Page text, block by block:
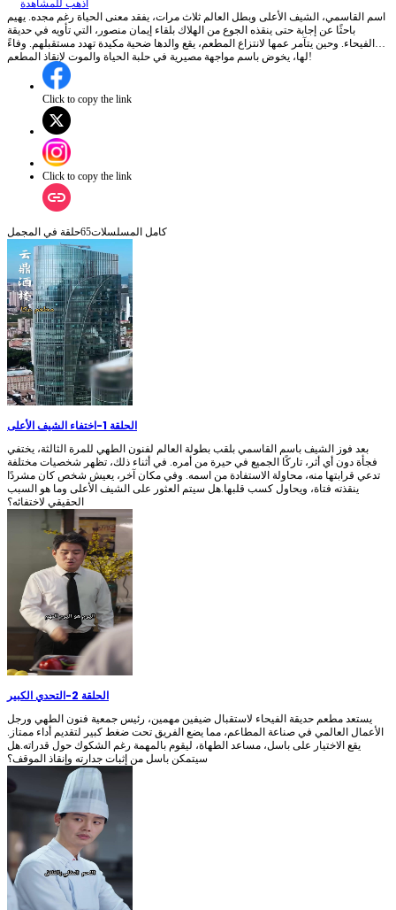
اذهب للمشاهدة
اسم القاسمي، الشيف الأعلى وبطل العالم ثلاث مرات، يفقد معنى الحياة رغم مجده. يهيم
باحثًا عن إجابة حتى ينقذه الجوع من الهلاك بلقاء إيمان منصور، التي تأويه في حديقة
الفيحاء. وحين يتآمر عمها لانتزاع المطعم، يقع والدها ضحية مكيدة تهدد مستقبلهم. وفاءً
لها، يخوض باسم مواجهة مصيرية في حلبة الحياة والموت لإنقاذ المطعم!
Click to copy the link
Click to copy the link
كامل المسلسلات65حلقة في المجمل
الحلقة 1 -اختفاء الشيف الأعلى
بعد فوز الشيف باسم القاسمي بلقب بطولة العالم لفنون الطهي للمرة الثالثة، يختفي
فجأة دون أي أثر، تاركًا الجميع في حيرة من أمره. في أثناء ذلك، تظهر شخصيات مختلفة
تدعي قرابتها منه، محاولة الاستفادة من اسمه. وفي مكان آخر، يعيش شخص كان مشردًا
ينقذته فتاة، ويحاول كسب قلبها.هل سيتم العثور على الشيف الأعلى وما هو السبب
الحقيقي لاختفائه؟
الحلقة 2 -التحدي الكبير
يستعد مطعم حديقة الفيحاء لاستقبال ضيفين مهمين، رئيس جمعية فنون الطهي ورجل
الأعمال العالمي في صناعة المطاعم، مما يضع الفريق تحت ضغط كبير لتقديم أداء ممتاز.
يقع الاختيار على باسل، مساعد الطهاة، ليقوم بالمهمة رغم الشكوك حول قدراته.هل
سيتمكن باسل من إثبات جدارته وإنقاذ الموقف؟